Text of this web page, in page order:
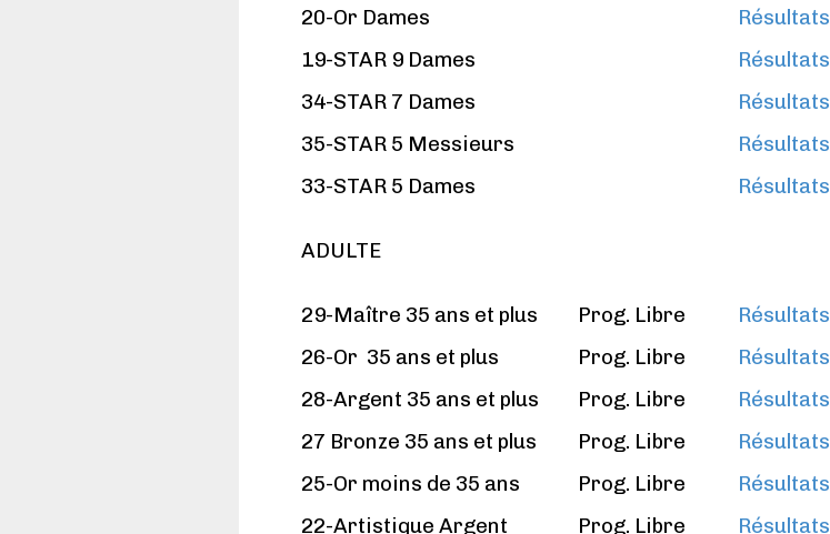
20-Or Dames Résultats
19-STAR 9 Dames
Résultats
34-STAR 7 Dames
Résultats
35-STAR 5 Messieurs
Résultats
33-STAR 5 Dames
Résultats
ADULTE
29-Maître 35 ans et plus Prog. Libre Résultats
26-Or 35 ans et plus
Prog. Libre Résultats
28-Argent 35 ans et plus
Prog. Libre Résultats
27 Bronze 35 ans et plus
Prog. Libre Résultats
25-Or moins de 35 ans
Prog. Libre Résultats
22-Artistique Argent
Prog. Libre Résultats